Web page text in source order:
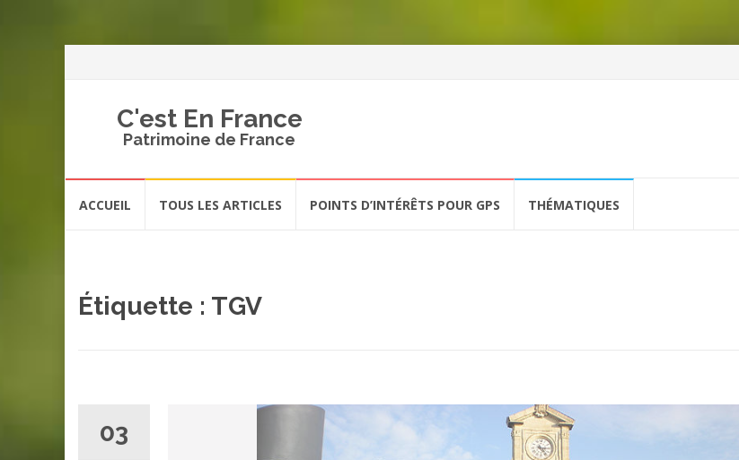
C'est En France
Patrimoine de France
ACCUEIL TOUS LES ARTICLES POINTS D’INTÉRÊTS POUR GPS THÉMATIQUES
Étiquette : TGV
03